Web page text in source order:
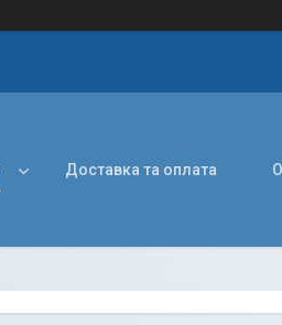
Доставка та оплата